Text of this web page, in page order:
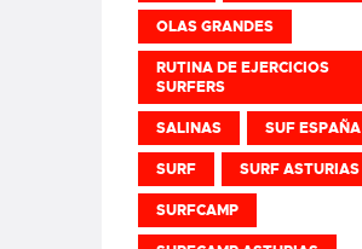
OLAS GRANDES
RUTINA DE EJERCICIOS
SURFERS
SALINAS SUF ESPAÑA
SURF SURF ASTURIAS
SURFCAMP